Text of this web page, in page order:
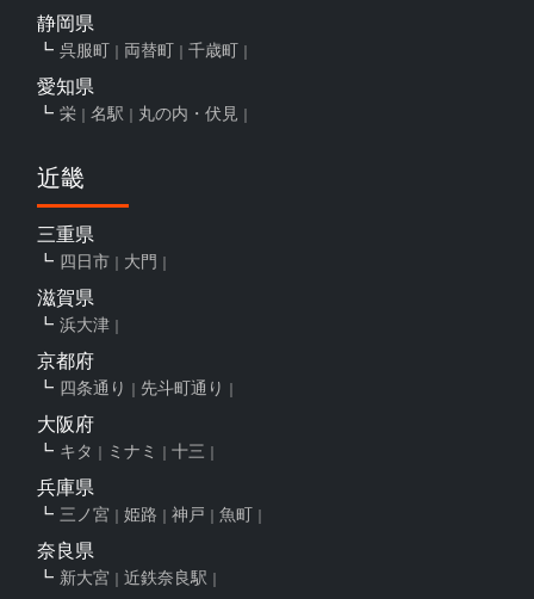
静岡県
呉服町 両替町 千歳町
愛知県
栄 名駅 丸の内・伏見
近畿
三重県
四日市 大門
滋賀県
浜大津
京都府
四条通り 先斗町通り
大阪府
キタ ミナミ 十三
兵庫県
三ノ宮 姫路 神戸 魚町
奈良県
新大宮 近鉄奈良駅